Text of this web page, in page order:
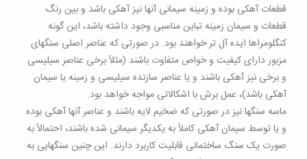
قطعات آهکی بوده و زمینه سیمانی آنها نیز آهکی باشد و بین رنگ
قطعات و سیمان زمینه تباین مناسبی وجود داشته باشد، این گونه
کنگلومراها ایده آل تر خواهند بود. در صورتی که عناصر اصلی سنگهای
مزبور دارای کیفیت و خواص متفاوت باشند (مثلاً برخی عناصر سیلیسی
و برخی نیز آهکی باشند و یا عناصر سازنده سیلیسی و زمینه یا سیمان
آهکی باشد)، عمل برش با اشکالاتی مواجه خواهد بود.
ماسه سنگها نیز در صورتی که ضخیم لایه باشند و عناصر آنها آهکی بوده
و یا توسط سیمان آهکی کاملاً به یکدیگر سیمانی شده باشند، احتمالاً به
صورت یک سنگ ساختمانی قابلیت کاربرد دارند. این چنین سنگهایی به